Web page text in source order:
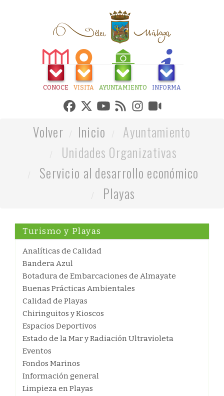
CONOCE VISITA AYUNTAMIENTO INFORMA
Volver Inicio
Ayuntamiento
Unidades Organizativas
Servicio al desarrollo económico
Playas
Turismo y Playas
Analíticas de Calidad
Bandera Azul
Botadura de Embarcaciones de Almayate
Buenas Prácticas Ambientales
Calidad de Playas
Chiringuitos y Kioscos
Espacios Deportivos
Estado de la Mar y Radiación Ultravioleta
Eventos
Fondos Marinos
Información general
Limpieza en Playas